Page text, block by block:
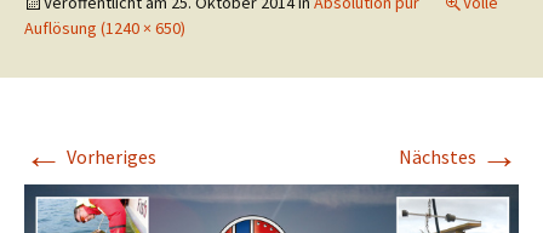
Auflösung (1240 × 650)
← Vorheriges Nächstes →